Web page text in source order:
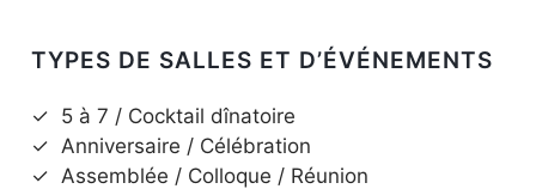
TYPES DE SALLES ET D’ÉVÉNEMENTS
✓ 5 à 7 / Cocktail dînatoire
✓ Anniversaire / Célébration
✓ Assemblée / Colloque / Réunion